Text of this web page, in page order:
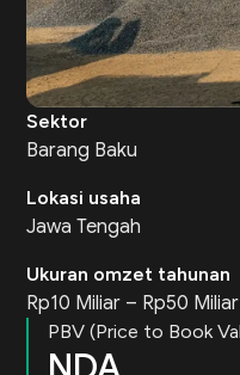
Sektor
Barang Baku
Lokasi usaha
Jawa Tengah
Ukuran omzet tahunan
Rp10 Miliar – Rp50 Miliar
PBV (Price to Book